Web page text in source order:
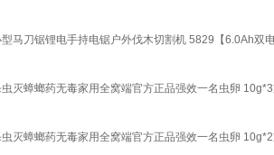
马刀锯锂电手持电锯户外伐木切割机 5829【6.0Ah双
灭蟑螂药无毒家用全窝端官方正品强效一名虫卵
灭蟑螂药无毒家用全窝端官方正品强效一名虫卵